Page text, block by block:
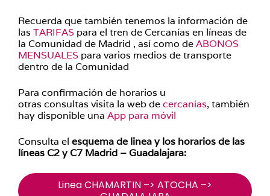
Recuerda que también tenemos la información de
las TARIFAS para el tren de Cercanías en líneas de
la Comunidad de Madrid , así como deABONOS
MENSUALES para varios medios de transporte
dentro de la Comunidad
Para confirmación de horarios u
otras consultas visita la web decercanías, también
hay disponible una App para móvil
Consulta el esquema de linea y los horarios de las
líneas C2 y C7 Madrid – Guadalajara:
Linea CHAMARTIN –> ATOCHA –>